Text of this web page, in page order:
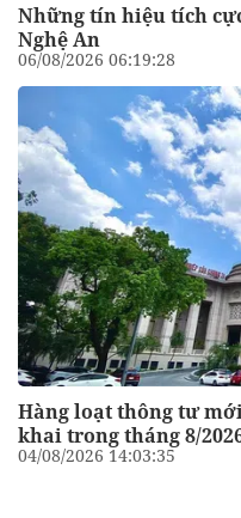
Những tín hiệu tích
Nghệ An
06/08/2026 06:19:28
Hàng loạt thông tư
khai trong tháng 8/
04/08/2026 14:03:35